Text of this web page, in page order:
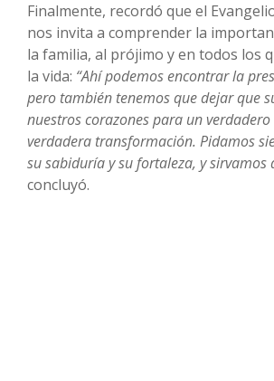
Finalmente, recordó que el
nos invita a comprender la
la familia, al prójimo y en todos los
la vida: “Ahí podemos encontrar la
pero también tenemos que dejar que
nuestros corazones para un
verdadera transformación. Pidamos
su sabiduría y su fortaleza, y sirvamos
concluyó.